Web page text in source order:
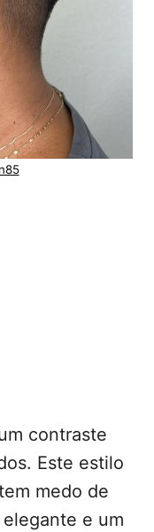
contraste
Este estilo
medo de
e um